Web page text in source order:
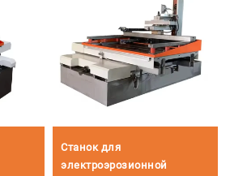
Станок для
электроэрозионной